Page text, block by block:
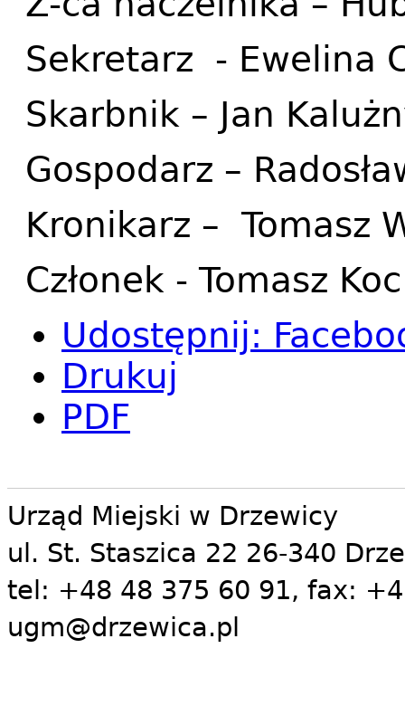
Sekretarz - Ewelina
Skarbnik – Jan
Gospodarz –
Kronikarz – Tomasz
Członek - Tomasz Koc
Udostępnij:
Drukuj
PDF
Urząd Miejski w Drzewicy
ul. St. Staszica 22 26-340
tel: +48 48 375 60 91, fax:
ugm@drzewica.pl